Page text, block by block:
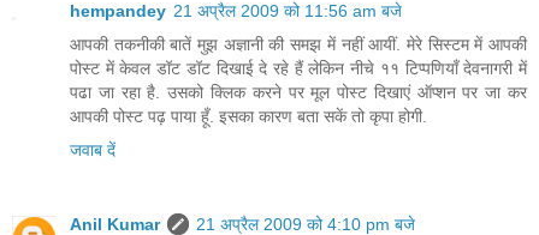
hempandey 21 अप्रैल 2009 को 11:56 am बजे
आपकी तकनीकी बातें मुझ अज्ञानी की समझ में नहीं आयीं. मेरे सिस्टम में आपकी
पोस्ट में केवल डॉट डॉट दिखाई दे रहे हैं लेकिन नीचे ११ टिप्पणियाँ देवनागरी में
पढा जा रहा है. उसको क्लिक करने पर मूल पोस्ट दिखाएं ऑप्शन पर जा कर
आपकी पोस्ट पढ़ पाया हूँ. इसका कारण बता सकें तो कृपा होगी.
जवाब दें
Anil Kumar
21 अप्रैल 2009 को 4:10 pm बजे